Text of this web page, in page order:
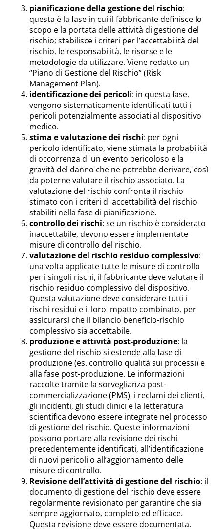
pianificazione della gestione del rischio:
questa è la fase in cui il fabbricante definisce lo
scopo e la portata delle attività di gestione del
rischio; stabilisce i criteri per l’accettabilità del
rischio, le responsabilità, le risorse e le
metodologie da utilizzare. Viene redatto un
“Piano di Gestione del Rischio” (Risk
Management Plan).
identificazione dei pericoli: in questa fase,
vengono sistematicamente identificati tutti i
pericoli potenzialmente associati al dispositivo
medico.
stima e valutazione dei rischi: per ogni
pericolo identificato, viene stimata la probabilità
di occorrenza di un evento pericoloso e la
gravità del danno che ne potrebbe derivare, così
da poterne valutare il rischio associato. La
valutazione del rischio confronta il rischio
stimato con i criteri di accettabilità del rischio
stabiliti nella fase di pianificazione.
controllo dei rischi: se un rischio è considerato
inaccettabile, devono essere implementate
misure di controllo del rischio.
valutazione del rischio residuo complessivo:
una volta applicate tutte le misure di controllo
per i singoli rischi, il fabbricante deve valutare il
rischio residuo complessivo del dispositivo.
Questa valutazione deve considerare tutti i
rischi residui e il loro impatto combinato, per
assicurarsi che il bilancio beneficio-rischio
complessivo sia accettabile.
produzione e attività post-produzione: la
gestione del rischio si estende alla fase di
produzione (es. controllo qualità sui processi) e
alla fase post-produzione. Le informazioni
raccolte tramite la sorveglianza post-
commercializzazione (PMS), i reclami dei clienti,
gli incidenti, gli studi clinici e la letteratura
scientifica devono essere integrate nel processo
di gestione del rischio. Queste informazioni
possono portare alla revisione dei rischi
precedentemente identificati, all’identificazione
di nuovi pericoli o all’aggiornamento delle
misure di controllo.
Revisione dell’attività di gestione del rischio: il
documento di gestione del rischio deve essere
regolarmente revisionato per garantire che sia
sempre aggiornato, completo ed efficace.
Questa revisione deve essere documentata.